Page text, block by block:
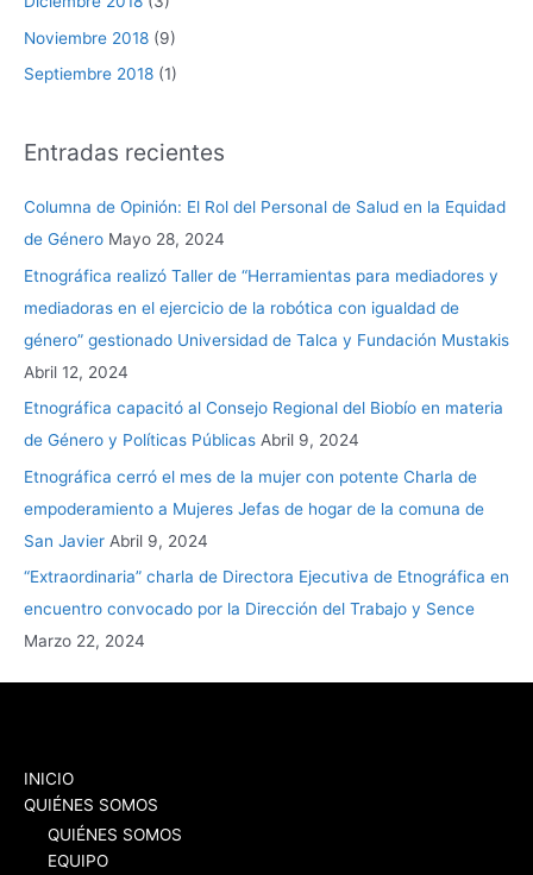
Noviembre 2018 (9)
Septiembre 2018 (1)
Entradas recientes
Columna de Opinión: El Rol del Personal de Salud en la Equidad
de Género Mayo 28, 2024
Etnográfica realizó Taller de “Herramientas para mediadores y
mediadoras en el ejercicio de la robótica con igualdad de
género” gestionado Universidad de Talca y Fundación Mustakis
Abril 12, 2024
Etnográfica capacitó al Consejo Regional del Biobío en materia
de Género y Políticas Públicas Abril 9, 2024
Etnográfica cerró el mes de la mujer con potente Charla de
empoderamiento a Mujeres Jefas de hogar de la comuna de
San Javier Abril 9, 2024
“Extraordinaria” charla de Directora Ejecutiva de Etnográfica en
encuentro convocado por la Dirección del Trabajo y Sence
Marzo 22, 2024
INICIO
QUIÉNES SOMOS
QUIÉNES SOMOS
EQUIPO